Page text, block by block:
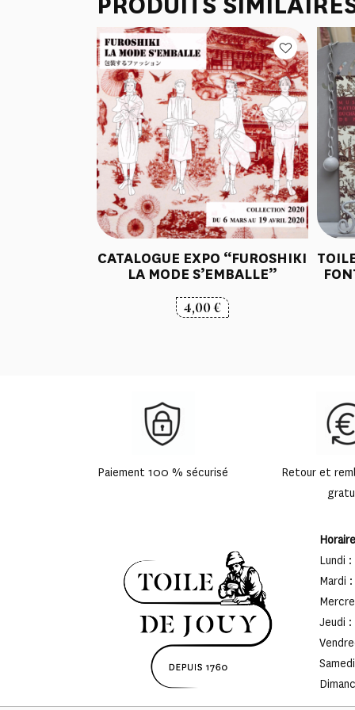
CATALOGUE EXPO “FUROSHIKI
LA MODE S’EMBALLE”
4,00€
Paiement 100 % sécurisé
Retour et
Lundi
Mardi :
Jeudi :